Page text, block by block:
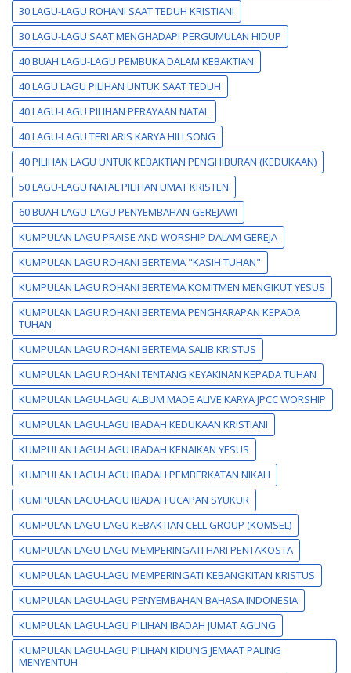
30 LAGU-LAGU ROHANI SAAT TEDUH KRISTIANI
30 LAGU-LAGU SAAT MENGHADAPI PERGUMULAN HIDUP
40 BUAH LAGU-LAGU PEMBUKA DALAM KEBAKTIAN
40 LAGU LAGU PILIHAN UNTUK SAAT TEDUH
40 LAGU-LAGU PILIHAN PERAYAAN NATAL
40 LAGU-LAGU TERLARIS KARYA HILLSONG
40 PILIHAN LAGU UNTUK KEBAKTIAN PENGHIBURAN (KEDUKAAN)
50 LAGU-LAGU NATAL PILIHAN UMAT KRISTEN
60 BUAH LAGU-LAGU PENYEMBAHAN GEREJAWI
KUMPULAN LAGU PRAISE AND WORSHIP DALAM GEREJA
KUMPULAN LAGU ROHANI BERTEMA "KASIH TUHAN"
KUMPULAN LAGU ROHANI BERTEMA KOMITMEN MENGIKUT YESUS
KUMPULAN LAGU ROHANI BERTEMA PENGHARAPAN KEPADA
TUHAN
KUMPULAN LAGU ROHANI BERTEMA SALIB KRISTUS
KUMPULAN LAGU ROHANI TENTANG KEYAKINAN KEPADA TUHAN
KUMPULAN LAGU-LAGU ALBUM MADE ALIVE KARYA JPCC WORSHIP
KUMPULAN LAGU-LAGU IBADAH KEDUKAAN KRISTIANI
KUMPULAN LAGU-LAGU IBADAH KENAIKAN YESUS
KUMPULAN LAGU-LAGU IBADAH PEMBERKATAN NIKAH
KUMPULAN LAGU-LAGU IBADAH UCAPAN SYUKUR
KUMPULAN LAGU-LAGU KEBAKTIAN CELL GROUP (KOMSEL)
KUMPULAN LAGU-LAGU MEMPERINGATI HARI PENTAKOSTA
KUMPULAN LAGU-LAGU MEMPERINGATI KEBANGKITAN KRISTUS
KUMPULAN LAGU-LAGU PENYEMBAHAN BAHASA INDONESIA
KUMPULAN LAGU-LAGU PILIHAN IBADAH JUMAT AGUNG
KUMPULAN LAGU-LAGU PILIHAN KIDUNG JEMAAT PALING
MENYENTUH